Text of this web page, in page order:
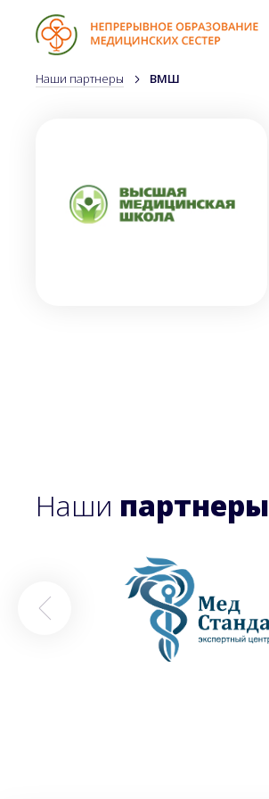
Наши партнеры ВМШ
Наши партнеры